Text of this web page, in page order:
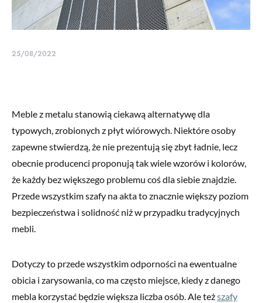
25/08/2022
Meble z metalu stanowią ciekawą alternatywę dla
typowych, zrobionych z płyt wiórowych. Niektóre osoby
zapewne stwierdzą, że nie prezentują się zbyt ładnie, lecz
obecnie producenci proponują tak wiele wzorów i kolorów,
że każdy bez większego problemu coś dla siebie znajdzie.
Przede wszystkim szafy na akta to znacznie większy poziom
bezpieczeństwa i solidność niż w przypadku tradycyjnych
mebli.
Dotyczy to przede wszystkim odporności na ewentualne
obicia i zarysowania, co ma często miejsce, kiedy z danego
mebla korzystać będzie większa liczba osób. Ale teższafy